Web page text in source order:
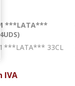
***LATA***
***LATA*** 33CL
IVA